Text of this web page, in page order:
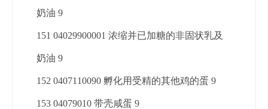
奶油 9
151 04029900001 浓缩并已加糖的非固状乳及
奶油 9
152 0407110090 孵化用受精的其他鸡的蛋 9
153 04079010 带壳咸蛋 9